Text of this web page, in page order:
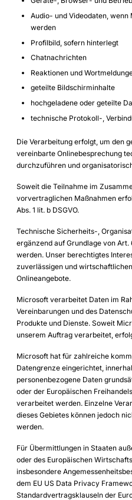
Audio- und Videodaten,
werden
Profilbild, sofern hinterlegt
Chatnachrichten
Reaktionen und
geteilte Bildschirminhalte
hochgeladene oder geteilte
technische Protokoll-,
Die Verarbeitung erfolgt, um den
vereinbarte Onlinebesprechung
durchzuführen und
Soweit die Teilnahme im
vorvertraglichen Maßnahmen
Abs. 1 lit. b DSGVO.
Technische Sicherheits-,
ergänzend auf Grundlage von Art.
werden. Unser berechtigtes
zuverlässigen und
Onlineangebote.
Microsoft verarbeitet Daten im
Vereinbarungen und des
Produkte und Dienste. Soweit
unserem Auftrag verarbeitet,
Microsoft hat für zahlreiche
Datengrenze eingerichtet,
personenbezogene Daten
oder der Europäischen
verarbeitet werden. Einzelne
dieses Gebietes können jedoch
werden.
Für Übermittlungen in Staaten
oder des Europäischen
insbesondere
dem EU US Data Privacy
Standardvertragsklauseln der